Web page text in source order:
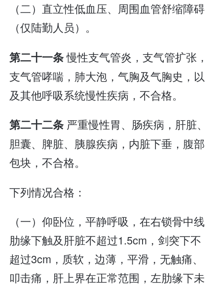
（二）直立性低血压、周围血管舒缩障碍
（仅陆勤人员）。
第二十一条慢性支气管炎，支气管扩张，
支气管哮喘，肺大泡，气胸及气胸史，以
及其他呼吸系统慢性疾病，不合格。
第二十二条 严重慢性胃、肠疾病，肝脏、
胆囊、脾脏、胰腺疾病，内脏下垂，腹部
包块，不合格。
下列情况合格：
（一）仰卧位，平静呼吸，在右锁骨中线
肋缘下触及肝脏不超过1.5cm，剑突下不
超过3cm，质软，边薄，平滑，无触痛、
叩击痛，肝上界在正常范围，左肋缘下未